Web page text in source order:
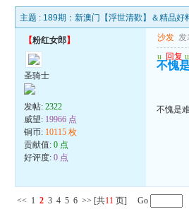
主题 : 189期：新澳门【浮世清歡】＆精品好
【粉红女郎】
圣骑士
发帖:2322
威望: 19966 点
铜币: 10115 枚
贡献值:0 点
好评度:0 点
沙发 发
u 回复 u
不愧
不愧是
<< 1 2 3 4 5 6 >> [共11 页] Go